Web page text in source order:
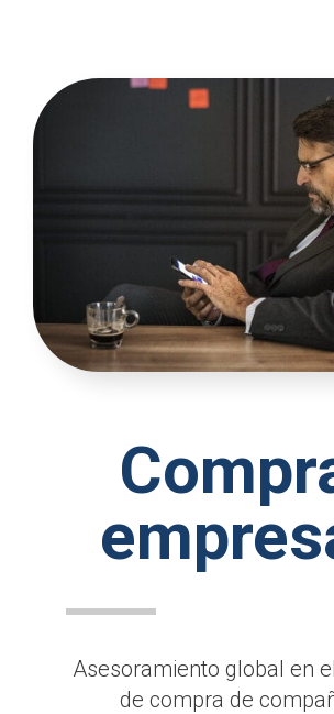
Asesoramiento global en
de compra de